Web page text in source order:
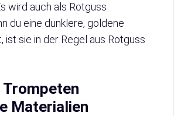
wird auch als Rotguss
du eine dunklere, goldene
ist sie in der Regel aus Rotguss
Materialien